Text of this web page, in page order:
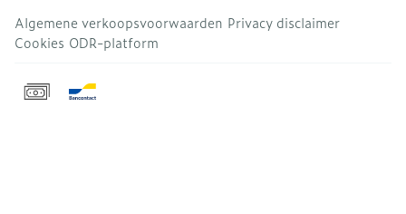
Algemene verkoopsvoorwaarden Privacy disclaimer
Cookies ODR-platform